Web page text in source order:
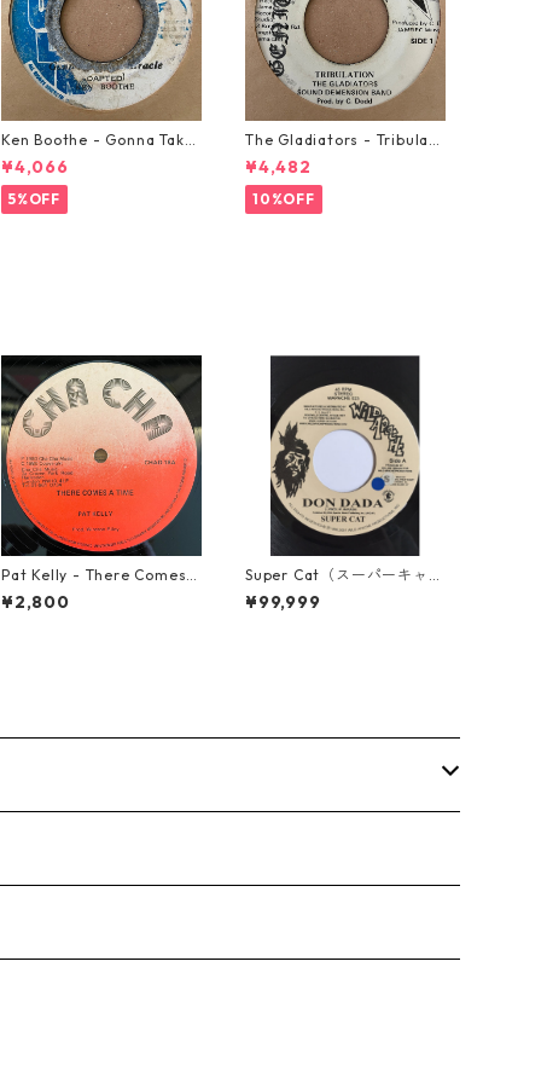
Ken Boothe - Gonna Take
A Miracle【7-21362】
¥4,066
5%OFF
The Gladiators - Tribulati
on【7-21365】
¥4,482
10%OFF
Pat Kelly - There Comes A
Time【12-50057】
¥2,800
Super Cat（スーパーキャッ
ト） - Don Dada【7inch】
¥99,999